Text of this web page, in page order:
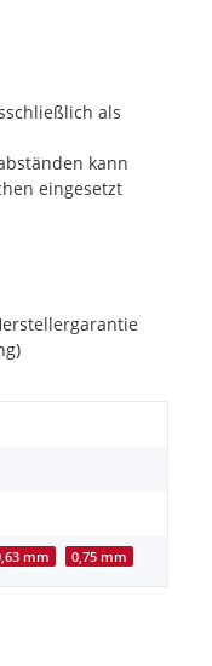
als
kann
eingesetzt
mm 0,75 mm